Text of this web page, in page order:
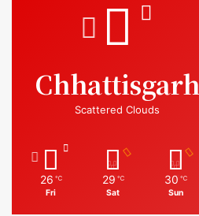
Chhattisgarh
Scattered Clouds
26 ℃
Fri
29 ℃
Sat
30 ℃
Sun